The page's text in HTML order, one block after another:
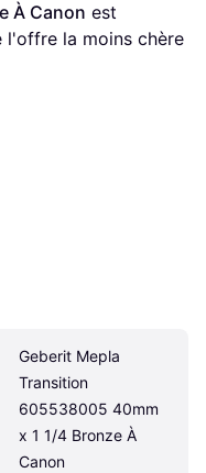
À Canon
l'offre la moins chère
Geberit Mepla
Transition
605538005 40mm
x 1 1/4 Bronze À
Canon